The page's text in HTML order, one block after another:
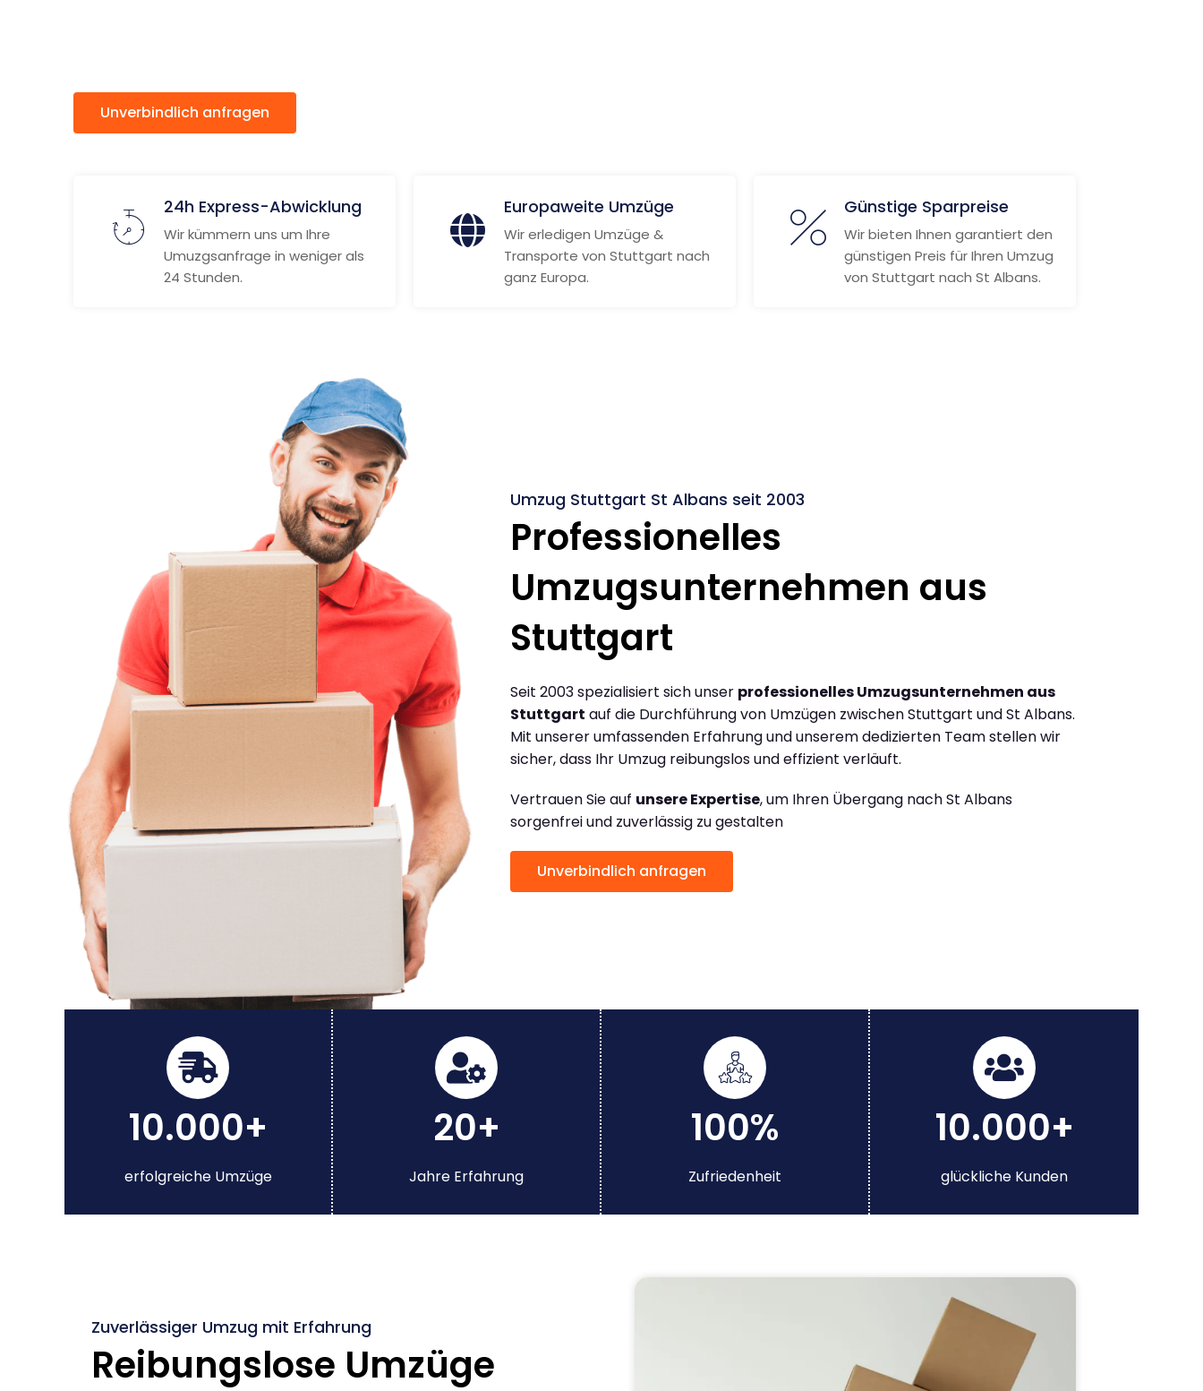
Unverbindlich anfragen
24h Express-Abwicklung
Wir kümmern uns um Ihre
Umuzgsanfrage in weniger als
24 Stunden.
Europaweite Umzüge
Wir erledigen Umzüge &
Transporte von Stuttgart nach
ganz Europa.
Günstige Sparpreise
Wir bieten Ihnen garantiert den
günstigen Preis für Ihren Umzug
von Stuttgart nach St Albans.
Umzug Stuttgart St Albans seit 2003
Professionelles
Umzugsunternehmen aus
Stuttgart
Seit 2003 spezialisiert sich unser professionelles Umzugsunternehmen aus
Stuttgart auf die Durchführung von Umzügen zwischen Stuttgart und St Albans.
Mit unserer umfassenden Erfahrung und unserem dedizierten Team stellen wir
sicher, dass Ihr Umzug reibungslos und effizient verläuft.
Vertrauen Sie auf unsere Expertise, um Ihren Übergang nach St Albans
sorgenfrei und zuverlässig zu gestalten
Unverbindlich anfragen
10.000+
erfolgreiche Umzüge
20+
Jahre Erfahrung
100%
Zufriedenheit
10.000+
glückliche Kunden
Zuverlässiger Umzug mit Erfahrung
Reibungslose Umzüge